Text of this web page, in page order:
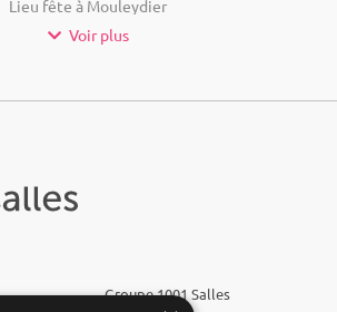
Lieu fête à Mouleydier
Voir plus
Groupe 1001 Salles